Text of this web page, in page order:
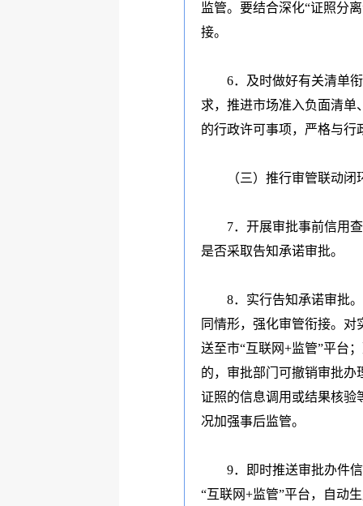
监管。要结合深化“证照分离
接。
6．及时做好有关清单
求，推进市场准入负面清单
的行政许可事项，严格与行
（三）推行审管联动闭
7．开展审批事前信用
是否采取告知承诺审批。
8．实行告知承诺审批
同情形，强化审管衔接。对
送至市“互联网+监管”平台
的，审批部门可撤销审批办
证照的信息调用或结果核验
况加强事后监管。
9．即时推送审批办件
“互联网+监管”平台，自动